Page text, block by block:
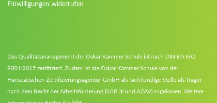
Einwilligungen widerrufen
Das Qualitätsmanagement der Oskar Kämmer Schule ist nach DIN EN ISO
9001:2015 zertifiziert. Zudem ist die Oskar Kämmer Schule von der
Hanseatischen Zertifizierungsagentur GmbH als fachkundige Stelle als Träger
nach dem Recht der Arbeitsförderung (SGB III und AZAV) zugelassen. Weitere